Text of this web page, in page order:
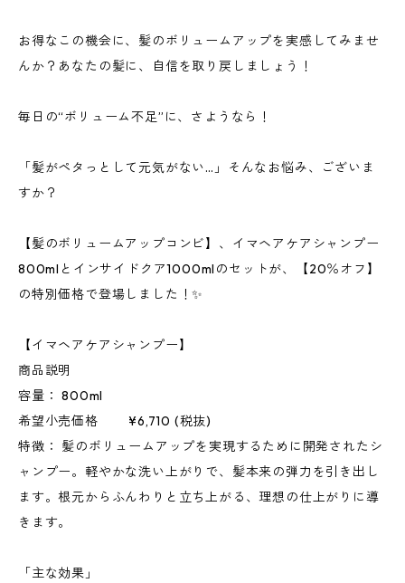
お得なこの機会に、髪のボリュームアップを実感してみませ
んか？あなたの髪に、自信を取り戻しましょう！
毎日の“ボリューム不足”に、さようなら！
「髪がペタっとして元気がない…」そんなお悩み、ございま
すか？
【髪のボリュームアップコンビ】、イマヘアケアシャンプー
800mlとインサイドクア1000mlのセットが、【20％オフ】
の特別価格で登場しました！✨
【イマヘアケアシャンプー】
商品説明
容量： 800ml
希望小売価格 ¥6,710 (税抜)
特徴： 髪のボリュームアップを実現するために開発されたシ
ャンプー。軽やかな洗い上がりで、髪本来の弾力を引き出し
ます。根元からふんわりと立ち上がる、理想の仕上がりに導
きます。
「主な効果」